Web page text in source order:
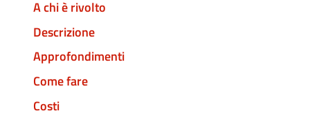
A chi è rivolto
Descrizione
Approfondimenti
Come fare
Costi